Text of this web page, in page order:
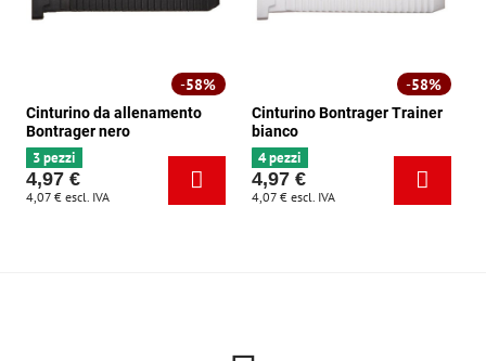
58%
Cinturino da allenamento
Bontrager nero
3 pezzi
4,97 €
4,07 € escl. IVA
58%
Cinturino Bontrager Trainer
bianco
4 pezzi
4,97 €
4,07 € escl. IVA